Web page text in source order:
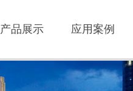
产品展示 应用案例